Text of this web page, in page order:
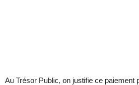
Au Trésor Public, on justifie ce paiement